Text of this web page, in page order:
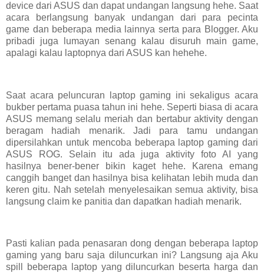
device dari ASUS dan dapat undangan langsung hehe. Saat
acara berlangsung banyak undangan dari para pecinta
game dan beberapa media lainnya serta para Blogger. Aku
pribadi juga lumayan senang kalau disuruh main game,
apalagi kalau laptopnya dari ASUS kan hehehe.
Saat acara peluncuran laptop gaming ini sekaligus acara
bukber pertama puasa tahun ini hehe. Seperti biasa di acara
ASUS memang selalu meriah dan bertabur aktivity dengan
beragam hadiah menarik. Jadi para tamu undangan
dipersilahkan untuk mencoba beberapa laptop gaming dari
ASUS ROG. Selain itu ada juga aktivity foto AI yang
hasilnya bener-bener bikin kaget hehe. Karena emang
canggih banget dan hasilnya bisa kelihatan lebih muda dan
keren gitu. Nah setelah menyelesaikan semua aktivity, bisa
langsung claim ke panitia dan dapatkan hadiah menarik.
Pasti kalian pada penasaran dong dengan beberapa laptop
gaming yang baru saja diluncurkan ini? Langsung aja Aku
spill beberapa laptop yang diluncurkan beserta harga dan